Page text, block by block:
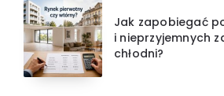
Jak zapobiegać
i nieprzyjemnych
chłodni?